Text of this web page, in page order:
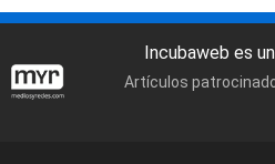
Incubaweb es
Artículos